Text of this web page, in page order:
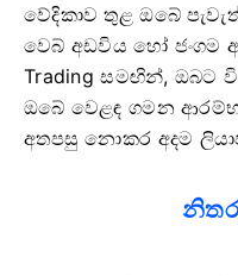
වේදිකාව තුළ ඔබේ
වෙබ් අඩවිය හෝ ජංගම
Trading සමඟින්, ඔබට
ඔබේ වෙළඳ ගමන
අතපසු නොකර අදම